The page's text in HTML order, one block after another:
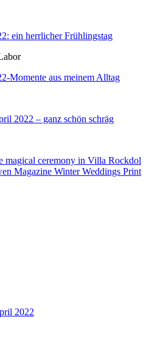
ein herrlicher Frühlingstag
Momente aus meinem Alltag
2022 – ganz schön schräg
magical ceremony in Villa Rockdol
Magazine Winter Weddings Print
2022